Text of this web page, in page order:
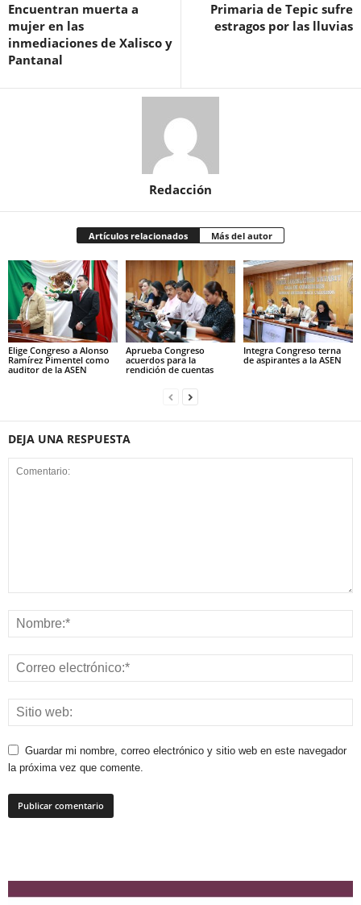
Encuentran muerta a
mujer en las
inmediaciones de Xalisco y
Pantanal
Primaria de Tepic sufre
estragos por las lluvias
Redacción
Artículos relacionados Más del autor
Elige Congreso a Alonso
Ramírez Pimentel como
auditor de la ASEN
Aprueba Congreso
acuerdos para la
rendición de cuentas
Integra Congreso terna
de aspirantes a la ASEN
DEJA UNA RESPUESTA
Guardar mi nombre, correo electrónico y sitio web en este navegador
la próxima vez que comente.